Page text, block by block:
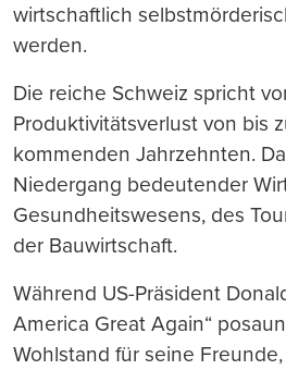
wirtschaftlich
werden.
Die reiche Schweiz spricht
Produktivitätsverlust von bis
kommenden Jahrzehnten.
Niedergang bedeutender
Gesundheitswesens, des
der Bauwirtschaft.
Während US-Präsident
America Great Again“
Wohlstand für seine